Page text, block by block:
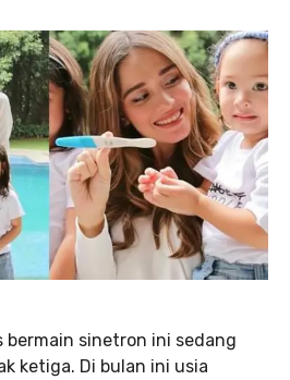
bermain sinetron ini sedang
ketiga. Di bulan ini usia